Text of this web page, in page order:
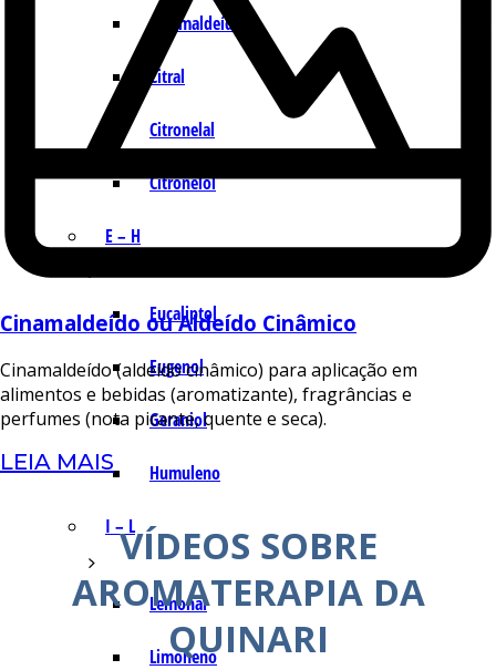
Cinamaldeído
Citral
Citronelal
Citronelol
E – H
Eucaliptol
Eugenol
Geraniol
Humuleno
I – L
Lemonal
Limoneno
Cinamaldeído ou Aldeído Cinâmico
Cinamaldeído (aldeído cinâmico) para aplicação em
alimentos e bebidas (aromatizante), fragrâncias e
perfumes (nota picante, quente e seca).
LEIA MAIS
VÍDEOS SOBRE
AROMATERAPIA DA
QUINARI